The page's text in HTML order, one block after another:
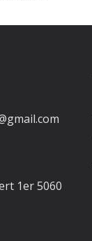
1er 5060